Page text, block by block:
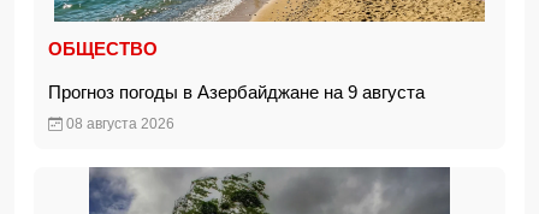
ОБЩЕСТВО
Прогноз погоды в Азербайджане на 9 августа
08 августа 2026